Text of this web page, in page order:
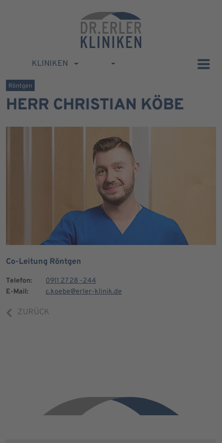
KLINIKEN
Röntgen
HERR CHRISTIAN KÖBE
Co-Leitung Röntgen
Telefon:
0911 27 28 -244
E-Mail:
c.koebe@erler-klinik.de
ZURÜCK